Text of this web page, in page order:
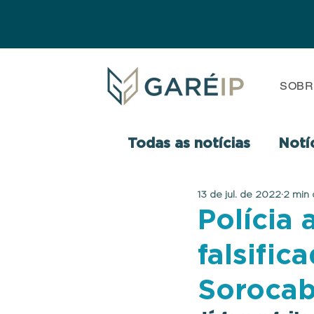
Todas as notícias
Polícia
13 de jul. de 2022 2 min